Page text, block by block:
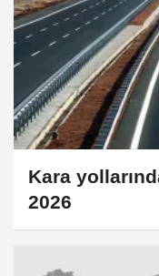
Kara
2026